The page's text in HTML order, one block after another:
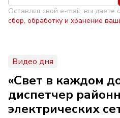
Оставляя свой e-mail, вы даете
сбор, обработку и хранение
Видео дня
«Свет в каждом
диспетчер
электрических